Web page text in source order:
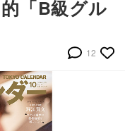
「B級グル
12